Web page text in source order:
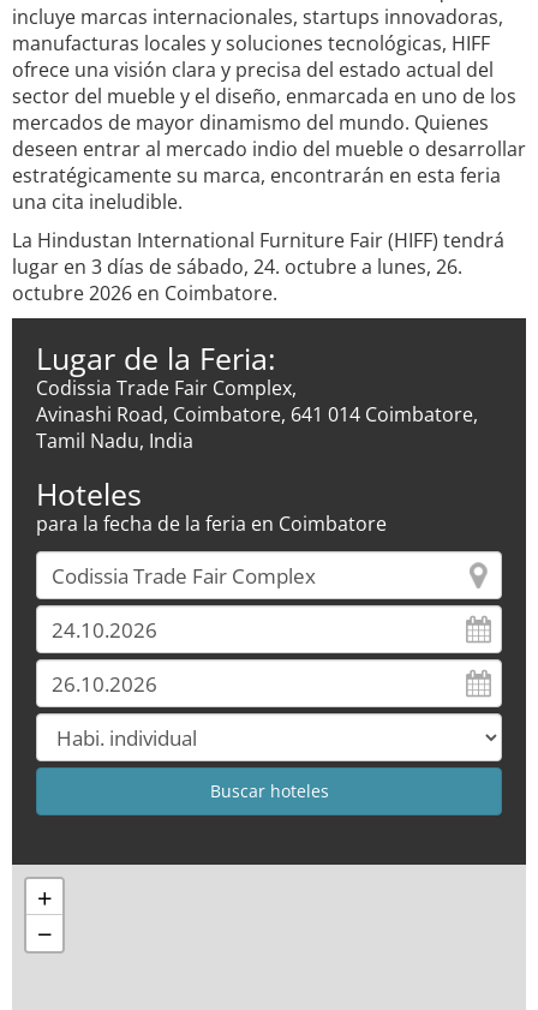
incluye marcas internacionales, startups innovadoras,
manufacturas locales y soluciones tecnológicas, HIFF
ofrece una visión clara y precisa del estado actual del
sector del mueble y el diseño, enmarcada en uno de los
mercados de mayor dinamismo del mundo. Quienes
deseen entrar al mercado indio del mueble o desarrollar
estratégicamente su marca, encontrarán en esta feria
una cita ineludible.
La Hindustan International Furniture Fair (HIFF) tendrá
lugar en 3 días de sábado, 24. octubre a lunes, 26.
octubre 2026 en Coimbatore.
Lugar de la Feria:
Codissia Trade Fair Complex,
Avinashi Road, Coimbatore, 641 014 Coimbatore,
Tamil Nadu, India
Hoteles
para la fecha de la feria en Coimbatore
+
−